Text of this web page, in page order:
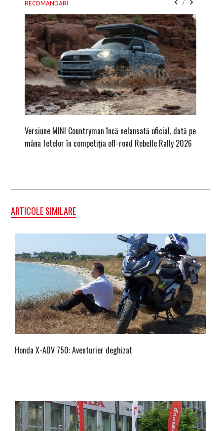
RECOMANDARI /
Versiune MINI Countryman încă nelansată oficial, dată pe
mâna fetelor în competiția off-road Rebelle Rally 2026
ARTICOLE SIMILARE
Honda X-ADV 750: Aventurier deghizat